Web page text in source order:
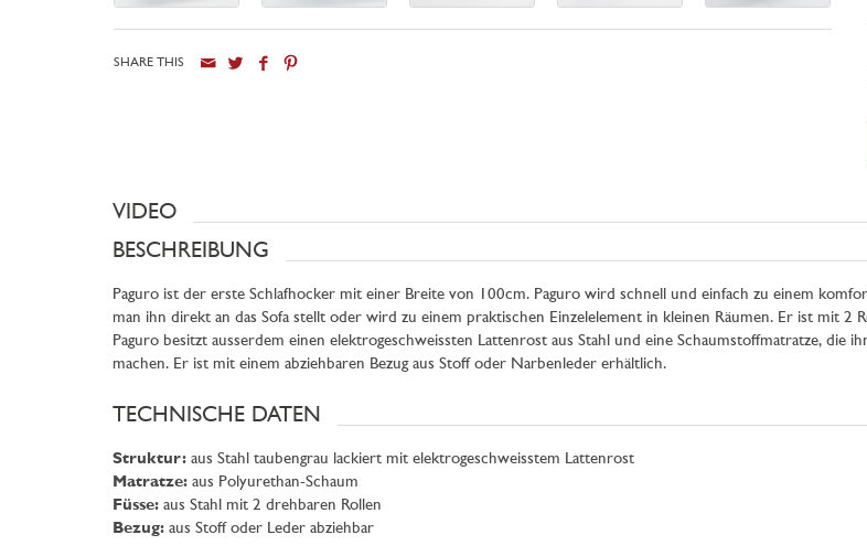
SHARE THIS
VIDEO
BESCHREIBUNG
Paguro ist der erste Schlafhocker mit einer Breite von 100cm. Paguro wird schnell und einfach zu einem
man ihn direkt an das Sofa stellt oder wird zu einem praktischen Einzelelement in kleinen Räumen. Er ist mit 2
Paguro besitzt ausserdem einen elektrogeschweissten Lattenrost aus Stahl und eine Schaumstoffmatratze,
machen. Er ist mit einem abziehbaren Bezug aus Stoff oder Narbenleder erhältlich.
TECHNISCHE DATEN
Struktur: aus Stahl taubengrau lackiert mit elektrogeschweisstem Lattenrost
Matratze: aus Polyurethan-Schaum
Füsse: aus Stahl mit 2 drehbaren Rollen
Bezug: aus Stoff oder Leder abziehbar